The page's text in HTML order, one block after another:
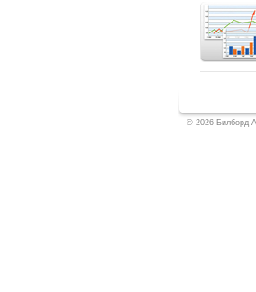
© 2026 Билборд